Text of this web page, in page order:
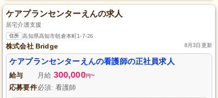
ケアプランセンターえんの求人
居宅介護支援
住所 高知県高知市朝倉本町1-7-26
株式会社 Bridge 8月3日更新
ケアプランセンターえんの看護師の正社員求人
給与 月給 300,000円~
応募要件必須: 看護師